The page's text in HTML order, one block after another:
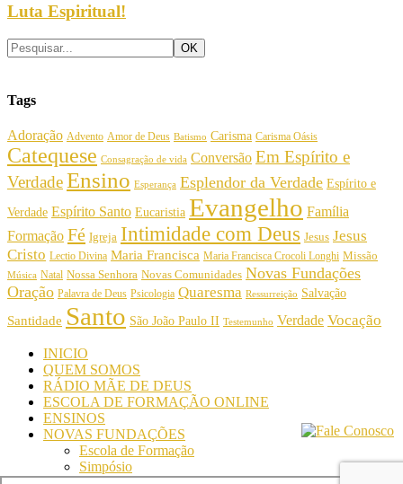
Luta Espiritual!
Tags
Adoração Advento Amor de Deus Batismo Carisma Carisma Oásis
Catequese Consagração de vida Conversão Em Espírito e
VerdadeEnsino Esperança Esplendor da Verdade Espírito e
Verdade Espírito Santo Eucaristia Evangelho Família
Formação Fé Igreja Intimidade com Deus Jesus Jesus
Cristo Lectio Divina Maria Francisca Maria Francisca Crocoli Longhi Missão
Música Natal Nossa Senhora Novas Comunidades Novas Fundações
Oração Palavra de Deus Psicologia Quaresma Ressurreição Salvação
Santidade Santo São João Paulo II Testemunho Verdade Vocação
INICIO
QUEM SOMOS
RÁDIO MÃE DE DEUS
ESCOLA DE FORMAÇÃO ONLINE
ENSINOS
NOVAS FUNDAÇÕES
Escola de Formação
Simpósio